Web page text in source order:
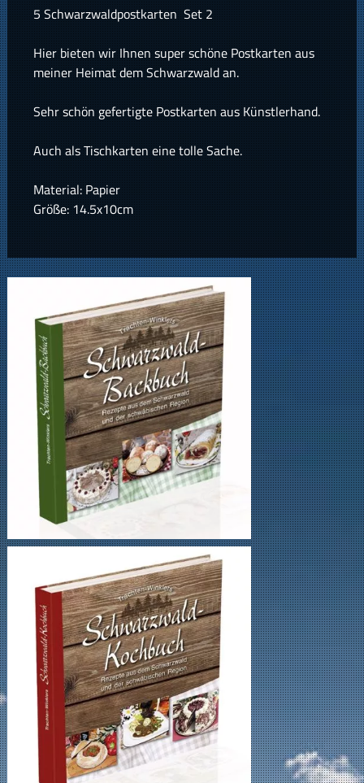
5 Schwarzwaldpostkarten Set 2
Hier bieten wir Ihnen super schöne Postkarten aus
meiner Heimat dem Schwarzwald an.
Sehr schön gefertigte Postkarten aus Künstlerhand.
Auch als Tischkarten eine tolle Sache.
Material: Papier
Größe: 14.5x10cm